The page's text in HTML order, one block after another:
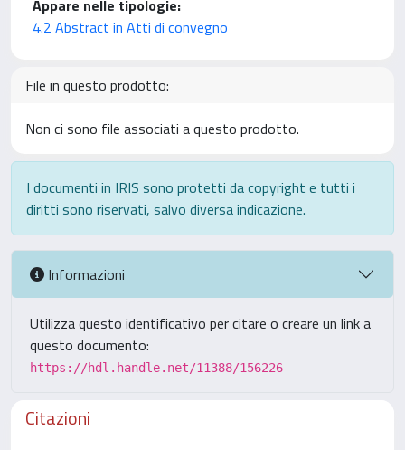
Appare nelle tipologie:
4.2 Abstract in Atti di convegno
File in questo prodotto:
Non ci sono file associati a questo prodotto.
I documenti in IRIS sono protetti da copyright e tutti i
diritti sono riservati, salvo diversa indicazione.
Informazioni
Utilizza questo identificativo per citare o creare un link a
questo documento:
https://hdl.handle.net/11388/156226
Citazioni